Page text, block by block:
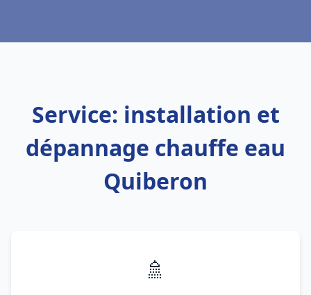
Service: installation et
dépannage chauffe eau
Quiberon
🚿